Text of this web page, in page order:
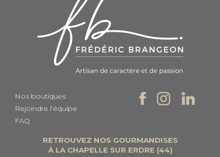
Nos boutiques
Rejoindre l'équipe
FAQ
RETROUVEZ NOS GOURMANDISES
À LA CHAPELLE SUR ERDRE (44)